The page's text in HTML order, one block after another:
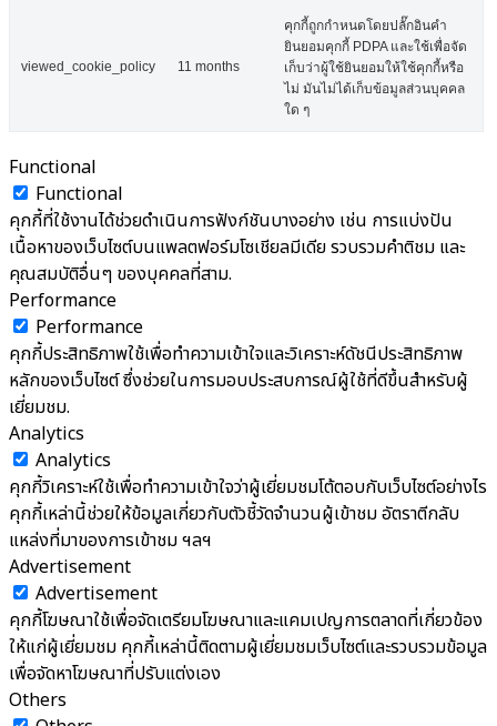
viewed_cookie_policy 11 months
คุกกี้ถูกกำหนดโดยปลั๊กอินคำ
ยินยอมคุกกี้ PDPA และใช้เพื่อจัด
เก็บว่าผู้ใช้ยินยอมให้ใช้คุกกี้หรือ
ไม่ มันไม่ได้เก็บข้อมูลส่วนบุคคล
ใด ๆ
Functional
Functional
คุกกี้ที่ใช้งานได้ช่วยดำเนินการฟังก์ชันบางอย่าง เช่น การแบ่งปัน
เนื้อหาของเว็บไซต์บนแพลตฟอร์มโซเชียลมีเดีย รวบรวมคำติชม และ
คุณสมบัติอื่นๆ ของบุคคลที่สาม.
Performance
Performance
คุกกี้ประสิทธิภาพใช้เพื่อทำความเข้าใจและวิเคราะห์ดัชนีประสิทธิภาพ
หลักของเว็บไซต์ ซึ่งช่วยในการมอบประสบการณ์ผู้ใช้ที่ดีขึ้นสำหรับผู้
เยี่ยมชม.
Analytics
Analytics
คุกกี้วิเคราะห์ใช้เพื่อทำความเข้าใจว่าผู้เยี่ยมชมโต้ตอบกับเว็บไซต์อย่างไร
คุกกี้เหล่านี้ช่วยให้ข้อมูลเกี่ยวกับตัวชี้วัดจำนวนผู้เข้าชม อัตราตีกลับ
แหล่งที่มาของการเข้าชม ฯลฯ
Advertisement
Advertisement
คุกกี้โฆษณาใช้เพื่อจัดเตรียมโฆษณาและแคมเปญการตลาดที่เกี่ยวข้อง
ให้แก่ผู้เยี่ยมชม คุกกี้เหล่านี้ติดตามผู้เยี่ยมชมเว็บไซต์และรวบรวมข้อมูล
เพื่อจัดหาโฆษณาที่ปรับแต่งเอง
Others